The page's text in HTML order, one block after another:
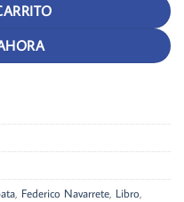
Federico Navarrete Libro